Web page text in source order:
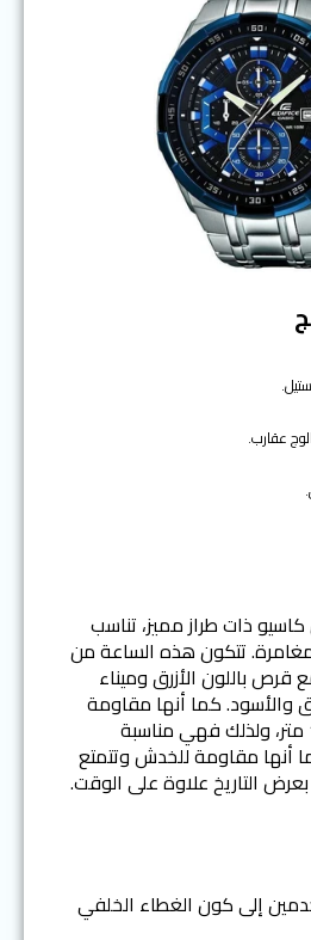
عقارب.
ذات طراز مميز، تناسب
تتكون هذه الساعة من
قرص باللون الأزرق وميناء
والأسود. كما أنها مقاومة
للمياه حتى عمق 100 متر، ولذلك فهي مناسبة
أنها مقاومة للخدش وتتمتع
التاريخ علاوة على الوقت.
إلى كون الغطاء الخلفي